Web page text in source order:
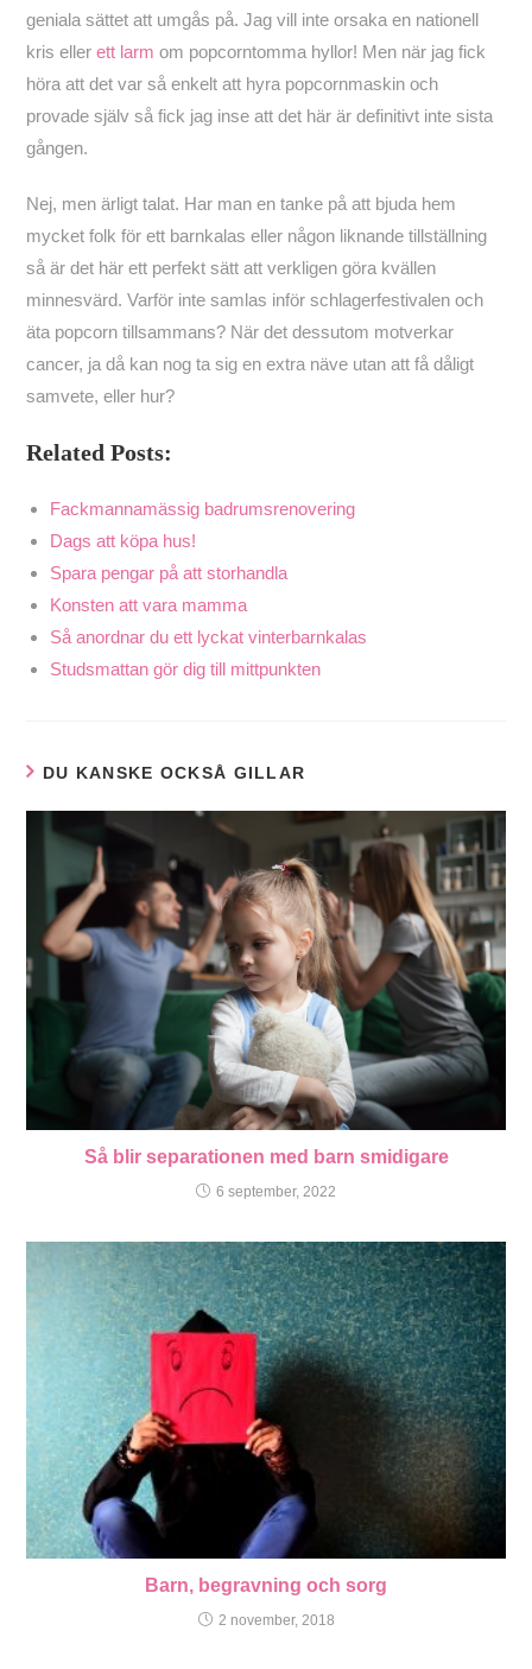
geniala sättet att umgås på. Jag vill inte orsaka en nationell
kris ellerett larm om popcorntomma hyllor! Men när jag fick
höra att det var så enkelt att hyra popcornmaskin och
provade själv så fick jag inse att det här är definitivt inte sista
gången.
Nej, men ärligt talat. Har man en tanke på att bjuda hem
mycket folk för ett barnkalas eller någon liknande tillställning
så är det här ett perfekt sätt att verkligen göra kvällen
minnesvärd. Varför inte samlas inför schlagerfestivalen och
äta popcorn tillsammans? När det dessutom motverkar
cancer, ja då kan nog ta sig en extra näve utan att få dåligt
samvete, eller hur?
Related Posts:
Fackmannamässig badrumsrenovering
Dags att köpa hus!
Spara pengar på att storhandla
Konsten att vara mamma
Så anordnar du ett lyckat vinterbarnkalas
Studsmattan gör dig till mittpunkten
DU KANSKE OCKSÅ GILLAR
Så blir separationen med barn smidigare
6 september, 2022
Barn, begravning och sorg
2 november, 2018